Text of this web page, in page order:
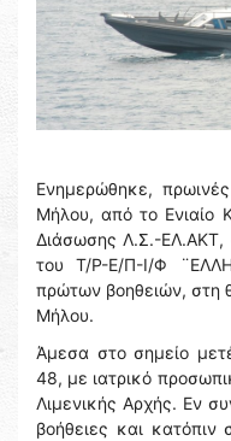
Ενημερώθηκε,
Μήλου, από το Ενιαίο
Διάσωσης Λ.Σ.-ΕΛ.ΑΚΤ,
του Τ/Ρ-Ε/Π-Ι/Φ
πρώτων βοηθειών, στη
Μήλου.
Άμεσα στο σημείο
48, με ιατρικό
Λιμενικής Αρχής. Εν
βοήθειες και κατόπιν